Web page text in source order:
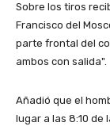
Sobre los tiros
Francisco del
parte frontal del
ambos con salida".
Añadió que el
lugar a las 8:10 de